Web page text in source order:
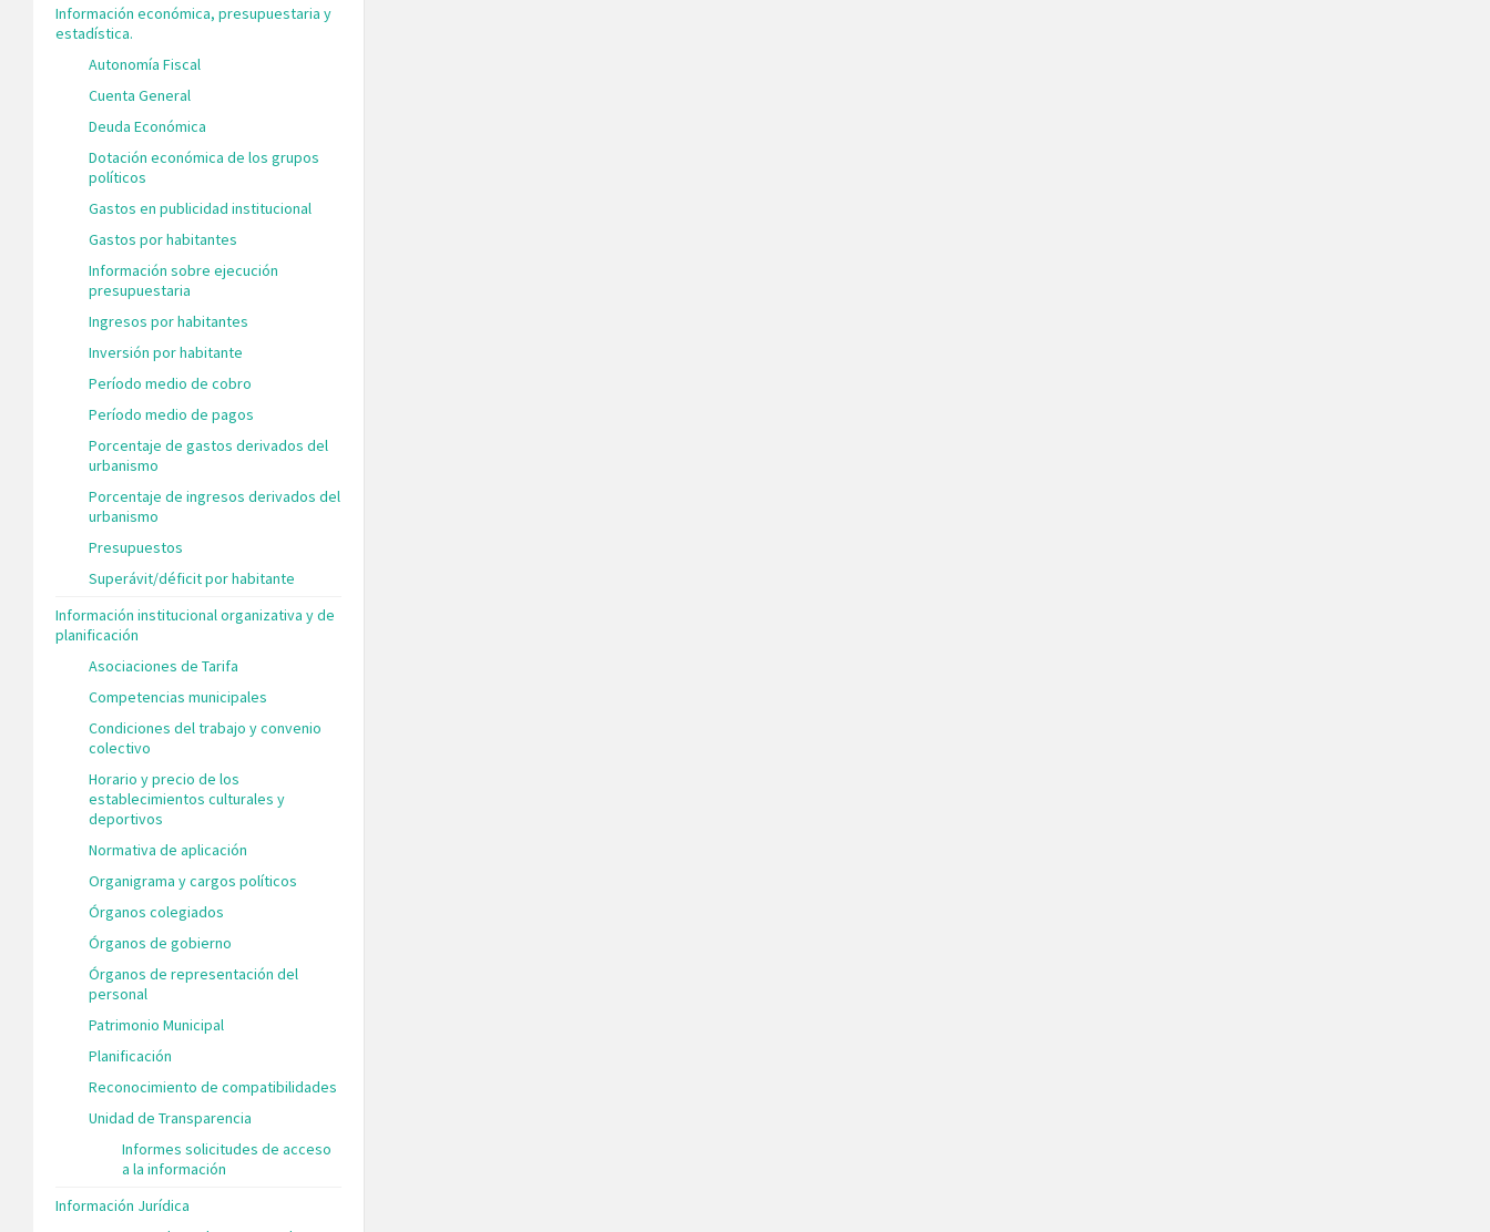
Información económica, presupuestaria y
estadística.
Autonomía Fiscal
Cuenta General
Deuda Económica
Dotación económica de los grupos
políticos
Gastos en publicidad institucional
Gastos por habitantes
Información sobre ejecución
presupuestaria
Ingresos por habitantes
Inversión por habitante
Período medio de cobro
Período medio de pagos
Porcentaje de gastos derivados del
urbanismo
Porcentaje de ingresos derivados del
urbanismo
Presupuestos
Superávit/déficit por habitante
Información institucional organizativa y de
planificación
Asociaciones de Tarifa
Competencias municipales
Condiciones del trabajo y convenio
colectivo
Horario y precio de los
establecimientos culturales y
deportivos
Normativa de aplicación
Organigrama y cargos políticos
Órganos colegiados
Órganos de gobierno
Órganos de representación del
personal
Patrimonio Municipal
Planificación
Reconocimiento de compatibilidades
Unidad de Transparencia
Informes solicitudes de acceso
a la información
Información Jurídica